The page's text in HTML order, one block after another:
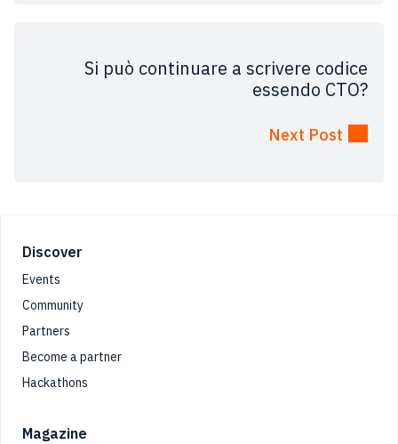
Si può continuare a scrivere codice
essendo CTO?
Next Post
Footer
Discover
Events
Community
Partners
Become a partner
Hackathons
Magazine